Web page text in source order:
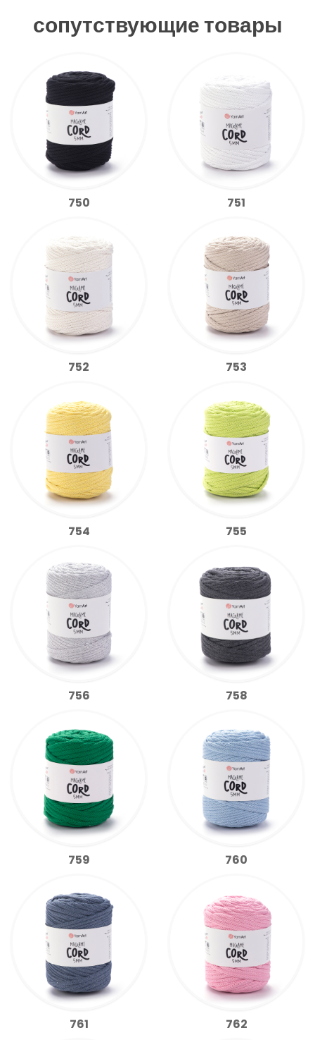
сопутствующие товары
750 751
752 753
754 755
756 758
759 760
761 762